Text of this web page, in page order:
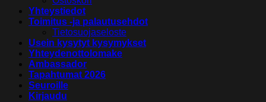
Yhteystiedot
Toimitus -ja palautusehdot
Tietosuojaseloste
Usein kysytyt kysymykset
Yhteydenottolomake
Ambassador
Tapahtumat 2026
Seuroille
Kirjaudu